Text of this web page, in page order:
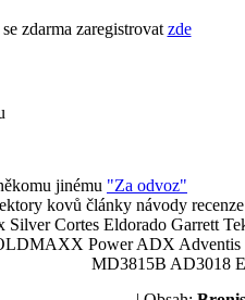
zdarma zaregistrovat zde
jinému "Za odvoz"
kovů články návody
Silver Cortes Eldorado Garrett
Power ADX Adventis
MD3815B AD3018